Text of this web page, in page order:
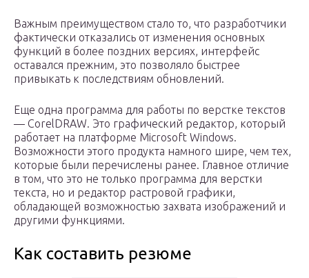
Важным преимуществом стало то, что разработчики
фактически отказались от изменения основных
функций в более поздних версиях, интерфейс
оставался прежним, это позволяло быстрее
привыкать к последствиям обновлений.
Еще одна программа для работы по верстке текстов
— CorelDRAW. Это графический редактор, который
работает на платформе Microsoft Windows.
Возможности этого продукта намного шире, чем тех,
которые были перечислены ранее. Главное отличие
в том, что это не только программа для верстки
текста, но и редактор растровой графики,
обладающей возможностью захвата изображений и
другими функциями.
Как составить резюме